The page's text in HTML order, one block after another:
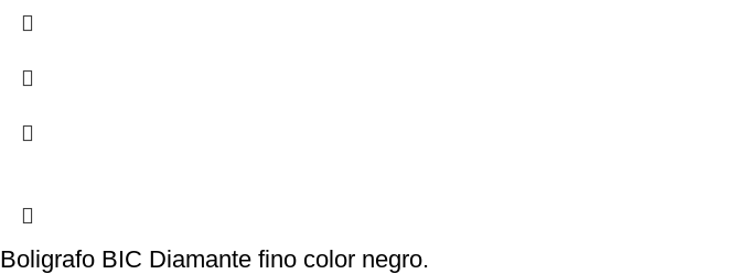
Boligrafo BIC Diamante fino color negro.